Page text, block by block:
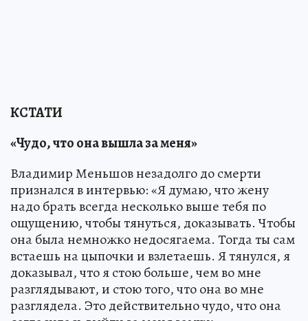
КСТАТИ
«Чудо, что она вышла за меня»
Владимир Меньшов незадолго до смерти
признался в интервью: «Я думаю, что жену
надо брать всегда несколько выше тебя по
ощущению, чтобы тянуться, доказывать. Чтобы
она была немножко недосягаема. Тогда ты сам
встаешь на цыпочки и взлетаешь. Я тянулся, я
доказывал, что я стою больше, чем во мне
разглядывают, и стою того, что она во мне
разглядела. Это действительно чудо, что она